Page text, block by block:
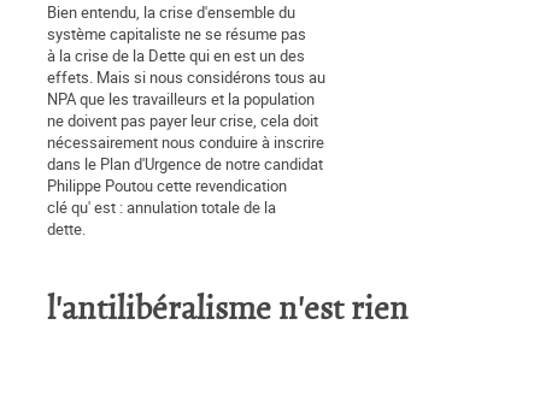
Bien entendu, la crise d'ensemble du
système capitaliste ne se résume pas
à la crise de la Dette qui en est un des
effets. Mais si nous considérons tous au
NPA que les travailleurs et la population
ne doivent pas payer leur crise, cela doit
nécessairement nous conduire à inscrire
dans le Plan d'Urgence de notre candidat
Philippe Poutou cette revendication
clé qu' est : annulation totale de la
dette.
l'antilibéralisme n'est rien